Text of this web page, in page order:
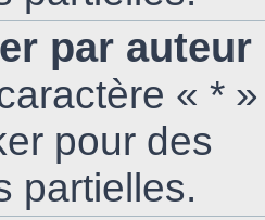
par auteur
« * »
pour des
partielles.